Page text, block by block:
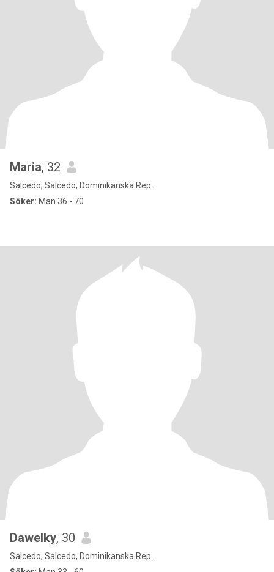
Maria, 32
Salcedo, Salcedo, Dominikanska Rep.
Söker: Man 36 - 70
Dawelky, 30
Salcedo, Salcedo, Dominikanska Rep.